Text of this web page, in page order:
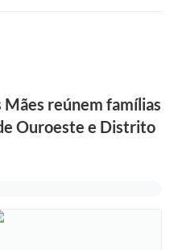
Mães reúnem famílias
Ouroeste e Distrito